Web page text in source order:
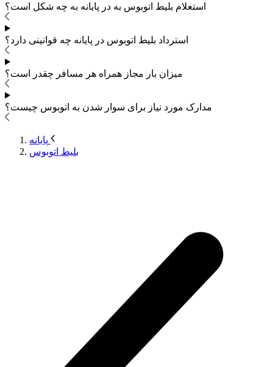
استعلام بلیط اتوبوس به در پایانه به چه شکل است؟
استرداد بلیط اتوبوس در پایانه چه قوانینی دارد؟
میزان بار مجاز همراه هر مسافر چقدر است؟
مدارک مورد نیاز برای سوار شدن به اتوبوس چیست؟
بلیط اتوبوس